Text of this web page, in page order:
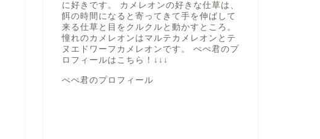
に好きです。 カメレオンの好きな仕草は、
餌の時間になると寄ってきて手を伸ばして
来る仕草と目をクルクルと動かすところ。
憧れのカメレオンはマルテカメレオンとテ
ヌエドワーフカメレオンです。 ぺぺ君のプ
ロフィールは こちら！ ↓↓↓
ぺぺ君のプロフィール